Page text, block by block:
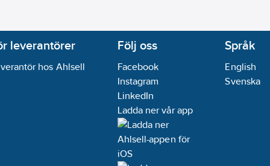
leverantörer
hos Ahlsell
Följ oss
Facebook
Instagram
LinkedIn
Ladda ner vår app
Språk
English
Svenska